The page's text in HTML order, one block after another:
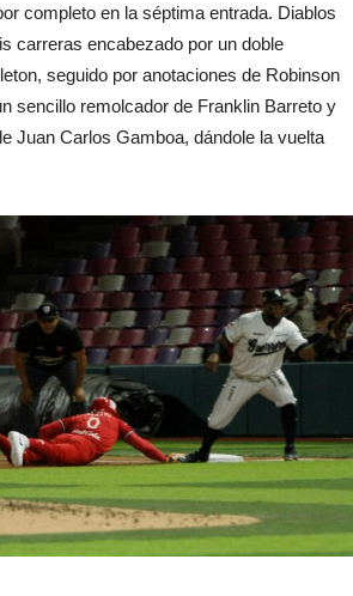
completo en la séptima entrada. Diablos
carreras encabezado por un doble
seguido por anotaciones de Robinson
sencillo remolcador de Franklin Barreto y
Juan Carlos Gamboa, dándole la vuelta